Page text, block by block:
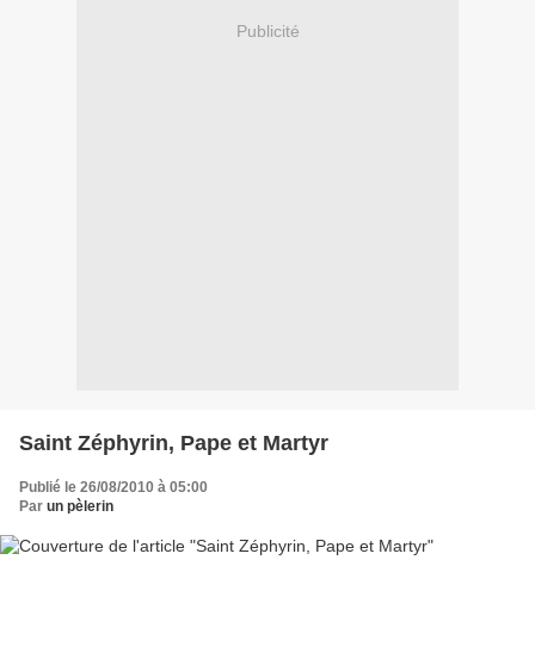
Publicité
Saint Zéphyrin, Pape et Martyr
Publié le 26/08/2010 à 05:00
Par un pèlerin